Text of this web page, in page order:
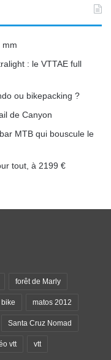
r
mm
: le VTTAE full
ou bikepacking ?
de Canyon
MTB qui bouscule le
tout, à 2199 €
forêt de Marly
matos 2012
Santa Cruz Nomad
vtt vtt